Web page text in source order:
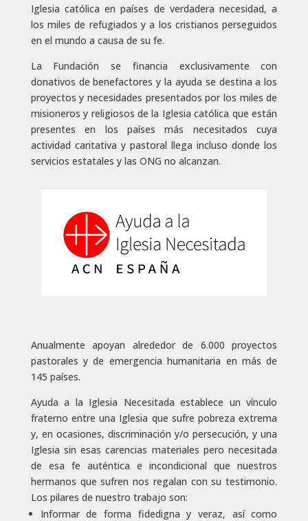
Iglesia católica en países de verdadera necesidad, a
los miles de refugiados y a los cristianos perseguidos
en el mundo a causa de su fe.
La Fundación se financia exclusivamente con
donativos de benefactores y la ayuda se destina a los
proyectos y necesidades presentados por los miles de
misioneros y religiosos de la Iglesia católica que están
presentes en los países más necesitados cuya
actividad caritativa y pastoral llega incluso donde los
servicios estatales y las ONG no alcanzan.
Anualmente apoyan alrededor de 6.000 proyectos
pastorales y de emergencia humanitaria en más de
145 países.
Ayuda a la Iglesia Necesitada establece un vínculo
fraterno entre una Iglesia que sufre pobreza extrema
y, en ocasiones, discriminación y/o persecución, y una
Iglesia sin esas carencias materiales pero necesitada
de esa fe auténtica e incondicional que nuestros
hermanos que sufren nos regalan con su testimonio.
Los pilares de nuestro trabajo son:
Informar de forma fidedigna y veraz, así como